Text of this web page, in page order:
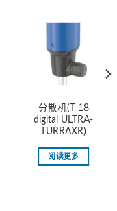
分散机(T 18
digital ULTRA-
TURRAXR)
阅读更多